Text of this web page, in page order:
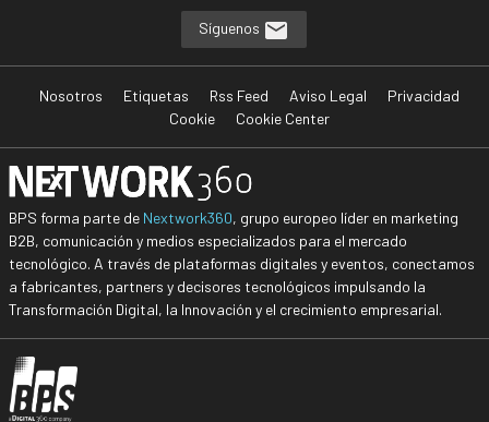
Síguenos
Nosotros Etiquetas Rss Feed Aviso Legal
Privacidad
Cookie
Cookie Center
BPS forma parte de Nextwork360, grupo europeo líder en marketing
B2B, comunicación y medios especializados para el mercado
tecnológico. A través de plataformas digitales y eventos, conectamos
a fabricantes, partners y decisores tecnológicos impulsando la
Transformación Digital, la Innovación y el crecimiento empresarial.